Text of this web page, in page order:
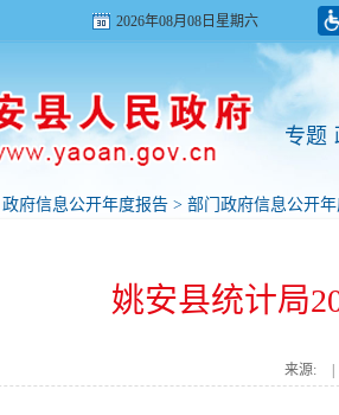
2026年08月08日星期六
专题
政府信息公开年度报告 > 部门政府信息公开
姚安县统计局
来源: